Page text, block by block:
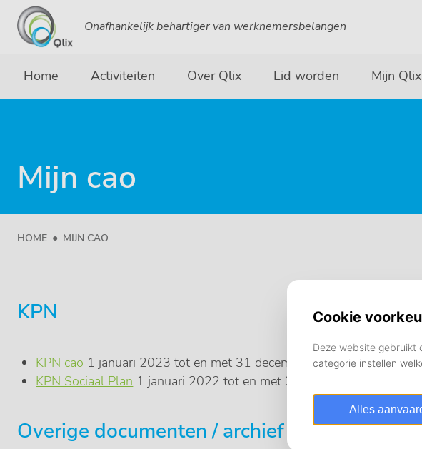
Onafhankelijk behartiger van werknemersbelangen
Home Activiteiten Over Qlix Lid worden Mijn Qlix
HOME MIJN CAO
Mijn cao
KPN
KPN cao 1 januari 2023 tot en met 31 december 2023
KPN Sociaal Plan 1 januari 2022 tot en met 31 december 2024
Overige documenten / archief